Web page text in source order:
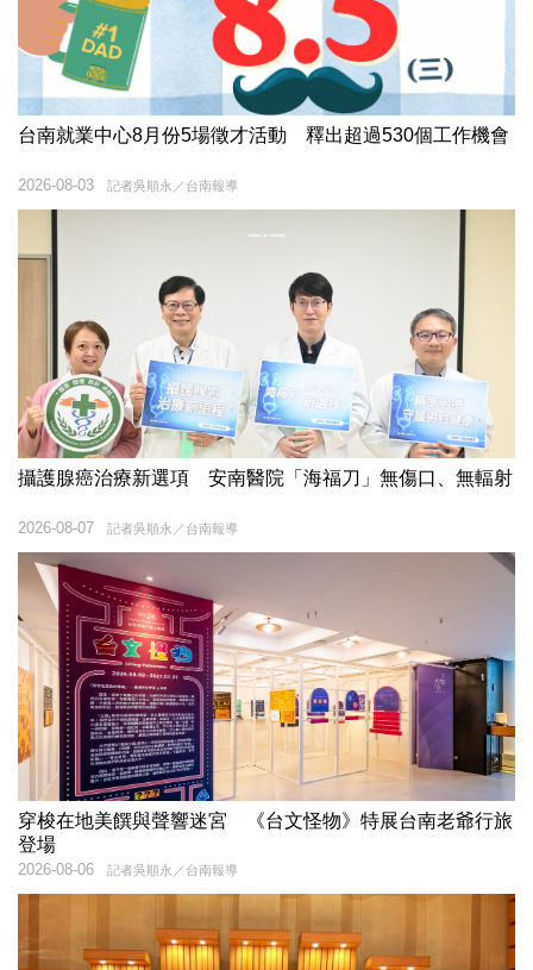
台南就業中心8月份5場徵才活動 釋出超過530個工作機會
記者吳順永／台南報導
2026-08-03
攝護腺癌治療新選項 安南醫院「海福刀」無傷口、無輻射
記者吳順永／台南報導
2026-08-07
穿梭在地美饌與聲響迷宮 《台文怪物》特展台南老爺行旅
登場
記者吳順永／台南報導
2026-08-06